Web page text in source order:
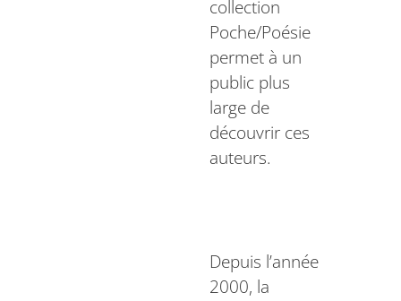
collection
Poche/Poésie
permet à un
public plus
large de
découvrir ces
auteurs.
Depuis l’année
2000, la